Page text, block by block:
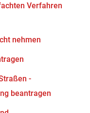
Verfahren
nehmen
-
beantragen